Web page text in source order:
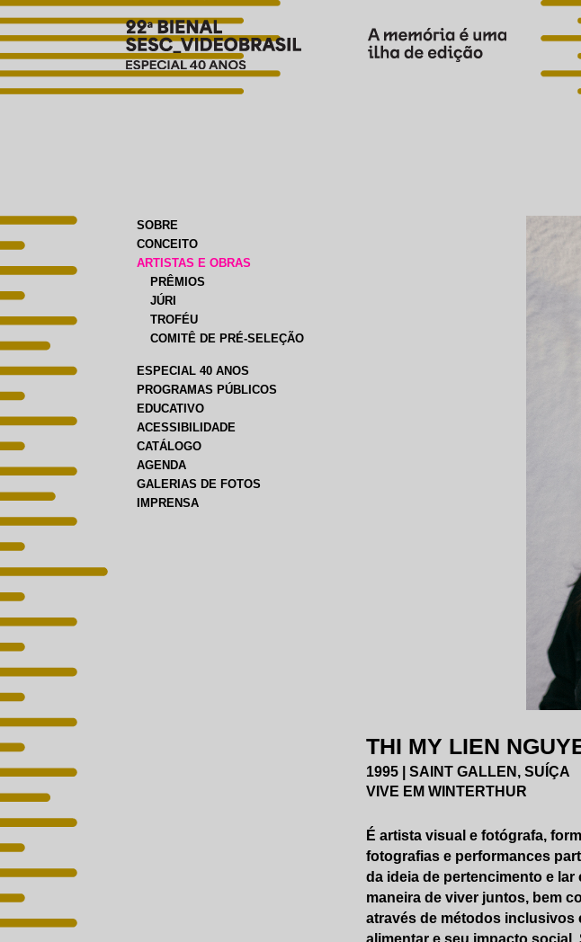
SOBRE
CONCEITO
ARTISTAS E OBRAS
PRÊMIOS
JÚRI
TROFÉU
COMITÊ DE PRÉ-SELEÇÃO
ESPECIAL 40 ANOS
PROGRAMAS PÚBLICOS
EDUCATIVO
ACESSIBILIDADE
CATÁLOGO
AGENDA
GALERIAS DE FOTOS
IMPRENSA
THI MY LIEN
1995 | SAINT GALLEN, SUÍÇA
VIVE EM WINTERTHUR
É artista visual e fotógrafa,
fotografias e performances
da ideia de pertencimento e
maneira de viver juntos, bem
através de métodos inclusivos
alimentar e seu impacto